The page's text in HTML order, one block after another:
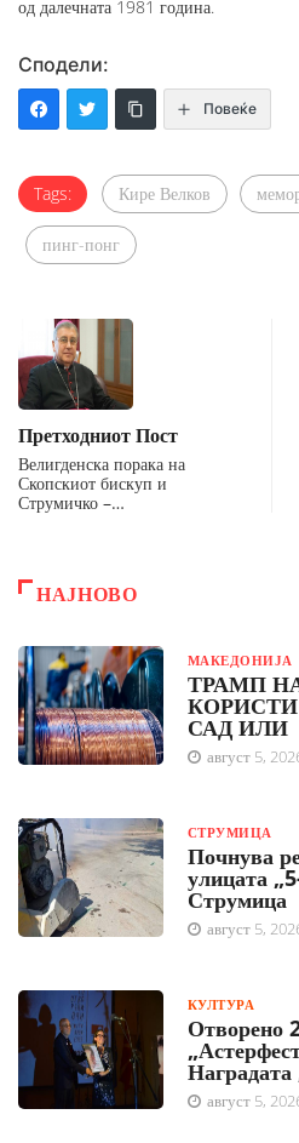
од далечната 1981 година.
Сподели:
Повеќе
Tags: Кире Велков
пинг-понг
Претходниот Пост
Велигденска порака на
Скопскиот бискуп и
Струмичко –…
НАЈНОВО
МАКЕДОНИЈА
ТРАМП
САД ИЛИ
август 5,
СТРУМИЦА
Почнува
улицата
Струмица
август 5,
КУЛТУРА
Отворено
Наградата
август 5,